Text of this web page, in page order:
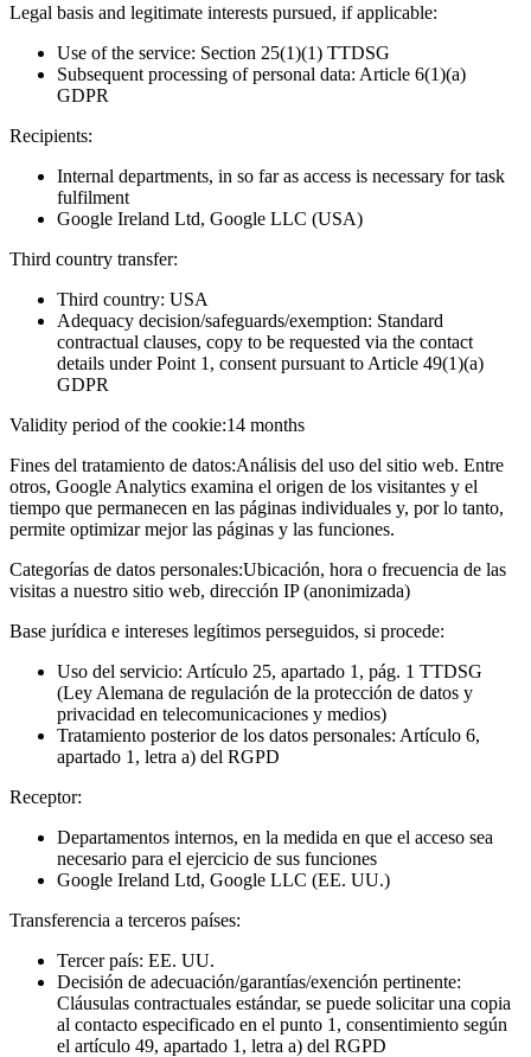
Legal basis and legitimate interests pursued, if applicable:
Use of the service: Section 25(1)(1) TTDSG
Subsequent processing of personal data: Article 6(1)(a)
GDPR
Recipients:
Internal departments, in so far as access is necessary for task
fulfilment
Google Ireland Ltd, Google LLC (USA)
Third country transfer:
Third country: USA
Adequacy decision/safeguards/exemption: Standard
contractual clauses, copy to be requested via the contact
details under Point 1, consent pursuant to Article 49(1)(a)
GDPR
Validity period of the cookie:14 months
Fines del tratamiento de datos:Análisis del uso del sitio web. Entre
otros, Google Analytics examina el origen de los visitantes y el
tiempo que permanecen en las páginas individuales y, por lo tanto,
permite optimizar mejor las páginas y las funciones.
Categorías de datos personales:Ubicación, hora o frecuencia de las
visitas a nuestro sitio web, dirección IP (anonimizada)
Base jurídica e intereses legítimos perseguidos, si procede:
Uso del servicio: Artículo 25, apartado 1, pág. 1 TTDSG
(Ley Alemana de regulación de la protección de datos y
privacidad en telecomunicaciones y medios)
Tratamiento posterior de los datos personales: Artículo 6,
apartado 1, letra a) del RGPD
Receptor:
Departamentos internos, en la medida en que el acceso sea
necesario para el ejercicio de sus funciones
Google Ireland Ltd, Google LLC (EE. UU.)
Transferencia a terceros países:
Tercer país: EE. UU.
Decisión de adecuación/garantías/exención pertinente:
Cláusulas contractuales estándar, se puede solicitar una copia
al contacto especificado en el punto 1, consentimiento según
el artículo 49, apartado 1, letra a) del RGPD